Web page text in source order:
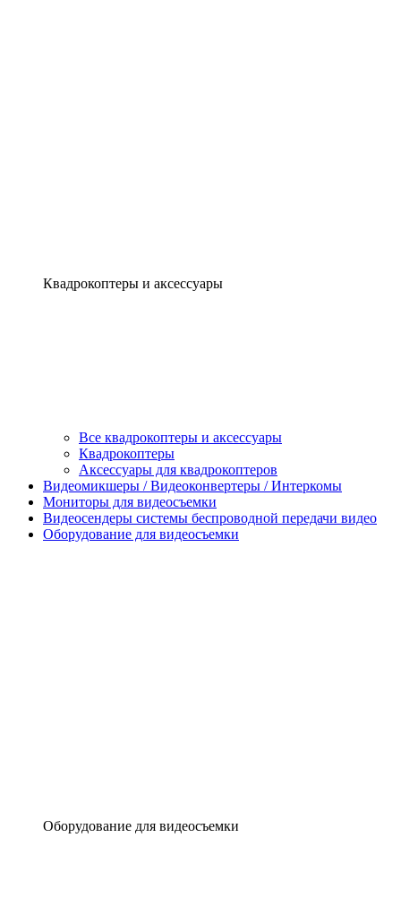
Квадрокоптеры и аксессуары
Все квадрокоптеры и аксессуары
Квадрокоптеры
Аксессуары для квадрокоптеров
Видеомикшеры / Видеоконвертеры / Интеркомы
Мониторы для видеосъемки
Видеосендеры системы беспроводной передачи видео
Оборудование для видеосъемки
Оборудование для видеосъемки